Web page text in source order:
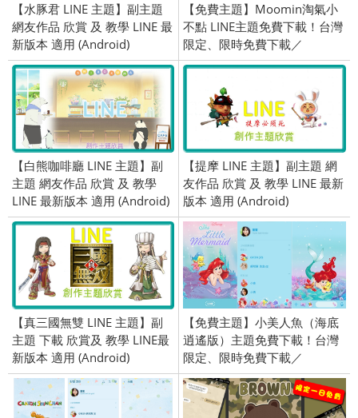
【水豚君 LINE 主題】副主題
網友作品 欣賞 及 教學 LINE 最
新版本 適用 (Android)
【免費主題】Moomin淘氣小
不點 LINE主題免費下載！台灣
限定、限時免費下載／
2019/06/27
【白熊咖啡廳 LINE 主題】副
主題 網友作品 欣賞 及 教學
LINE 最新版本 適用 (Android)
【提摩 LINE 主題】副主題 網
友作品 欣賞 及 教學 LINE 最新
版本 適用 (Android)
【真三國無雙 LINE 主題】副
主題 下載 欣賞及 教學 LINE最
新版本 適用 (Android)
【免費主題】小美人魚（海底
逍遙版）主題免費下載！台灣
限定、限時免費下載／
2020/05/22